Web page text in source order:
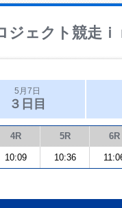
ジェクト競走ｉ
5月7日
３日目
4R 5R 6R
10:09 10:36